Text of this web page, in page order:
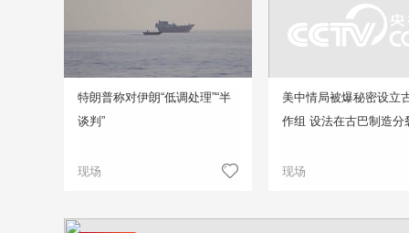
特朗普称对伊朗“低调处理”“半
谈判”
现场
美中情局被爆秘密设立
作组 设法在古巴制造分
现场